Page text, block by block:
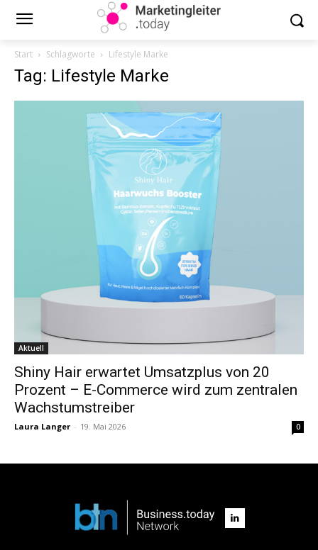
Start Schlagworte Lifestyle Marke
Tag: Lifestyle Marke
Aktuell
Shiny Hair erwartet Umsatzplus von 20
Prozent – E-Commerce wird zum zentralen
Wachstumstreiber
Laura Langer - 19. Mai 2026 0